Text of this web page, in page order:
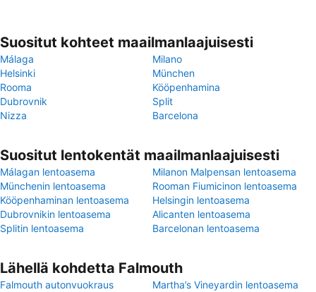
Suositut kohteet maailmanlaajuisesti
Málaga
Milano
Helsinki
München
Rooma
Kööpenhamina
Dubrovnik
Split
Nizza
Barcelona
Suositut lentokentät maailmanlaajuisesti
Málagan lentoasema
Milanon Malpensan lentoasema
Münchenin lentoasema
Rooman Fiumicinon lentoasema
Kööpenhaminan lentoasema
Helsingin lentoasema
Dubrovnikin lentoasema
Alicanten lentoasema
Splitin lentoasema
Barcelonan lentoasema
Lähellä kohdetta Falmouth
Falmouth autonvuokraus
Martha’s Vineyardin lentoasema